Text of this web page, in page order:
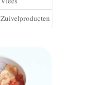
Zuivelproducten